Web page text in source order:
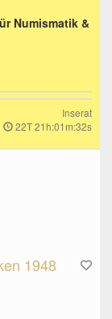
Numismatik &
Inserat
22T 21h:01m:31s
1948